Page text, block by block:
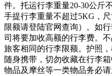
件。托运行李重量20-30公斤
手提行李重量不超过5KG，
限额请登陆官网查询）。如
司将要加收高额的行李费。
旅客相同的行李限额。护照
随身携带，切勿收藏在行李
物品及摩丝等一类物品务必请